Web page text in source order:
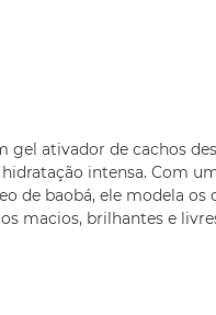
gel ativador de cachos
intensa. Com
de baobá, ele modela os
macios, brilhantes e